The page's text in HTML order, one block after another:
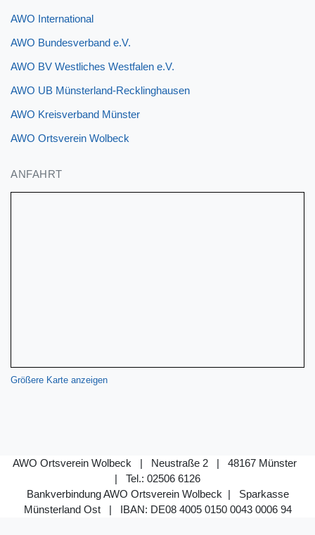
AWO International
AWO Bundesverband e.V.
AWO BV Westliches Westfalen e.V.
AWO UB Münsterland-Recklinghausen
AWO Kreisverband Münster
AWO Ortsverein Wolbeck
ANFAHRT
Größere Karte anzeigen
AWO Ortsverein Wolbeck | Neustraße 2 | 48167 Münster
| Tel.: 02506 6126
Bankverbindung AWO Ortsverein Wolbeck | Sparkasse
Münsterland Ost | IBAN: DE08 4005 0150 0043 0006 94